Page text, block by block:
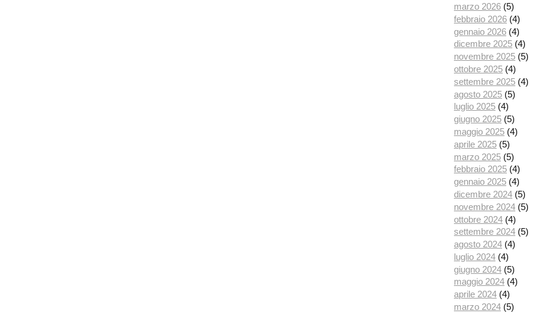
marzo 2026 (5)
febbraio 2026 (4)
gennaio 2026 (4)
dicembre 2025 (4)
novembre 2025 (5)
ottobre 2025 (4)
settembre 2025 (4)
agosto 2025 (5)
luglio 2025 (4)
giugno 2025 (5)
maggio 2025 (4)
aprile 2025 (5)
marzo 2025 (5)
febbraio 2025 (4)
gennaio 2025 (4)
dicembre 2024 (5)
novembre 2024 (5)
ottobre 2024 (4)
settembre 2024 (5)
agosto 2024 (4)
luglio 2024 (4)
giugno 2024 (5)
maggio 2024 (4)
aprile 2024 (4)
marzo 2024 (5)